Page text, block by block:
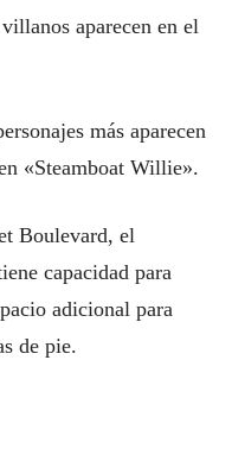
aparecen en el
más aparecen
«Steamboat Willie».
Boulevard, el
capacidad para
adicional para
de pie.